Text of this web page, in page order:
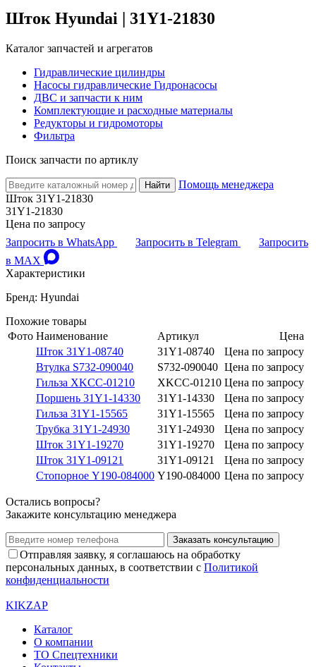
Шток Hyundai | 31Y1-21830
Каталог запчастей и агрегатов
Гидравлические цилиндры
Насосы гидравлические Гидронасосы
ДВС и запчасти к ним
Комплектующие и расходные материалы
Редукторы и гидромоторы
Фильтра
Поиск запчасти по артиклу
Найти
Помощь менеджера
Шток 31Y1-21830
31Y1-21830
Цена по запросу
Запросить в WhatsApp
Запросить в Telegram
Запросить
в MAX
Характеристики
Бренд: Hyundai
Похожие товары
Фото Наименование Артикул
Цена
Шток 31Y1-08740
31Y1-08740
Цена по запросу
Втулка S732-090040
S732-090040 Цена по запросу
Гильза XKCC-01210
XKCC-01210 Цена по запросу
Поршень 31Y1-14330
31Y1-14330
Цена по запросу
Гильза 31Y1-15565
31Y1-15565
Цена по запросу
Трубка 31Y1-24930
31Y1-24930
Цена по запросу
Шток 31Y1-19270
31Y1-19270
Цена по запросу
Шток 31Y1-09121
31Y1-09121
Цена по запросу
Стопорное Y190-084000 Y190-084000 Цена по запросу
Остались вопросы?
Закажите консультацию менеджера
Заказать консультацию
Отправляя заявку, я соглашаюсь на обработку
персональных данных, в соответствии с Политикой
конфиденциальности
KIKZAP
Каталог
О компании
ТО Спецтехники